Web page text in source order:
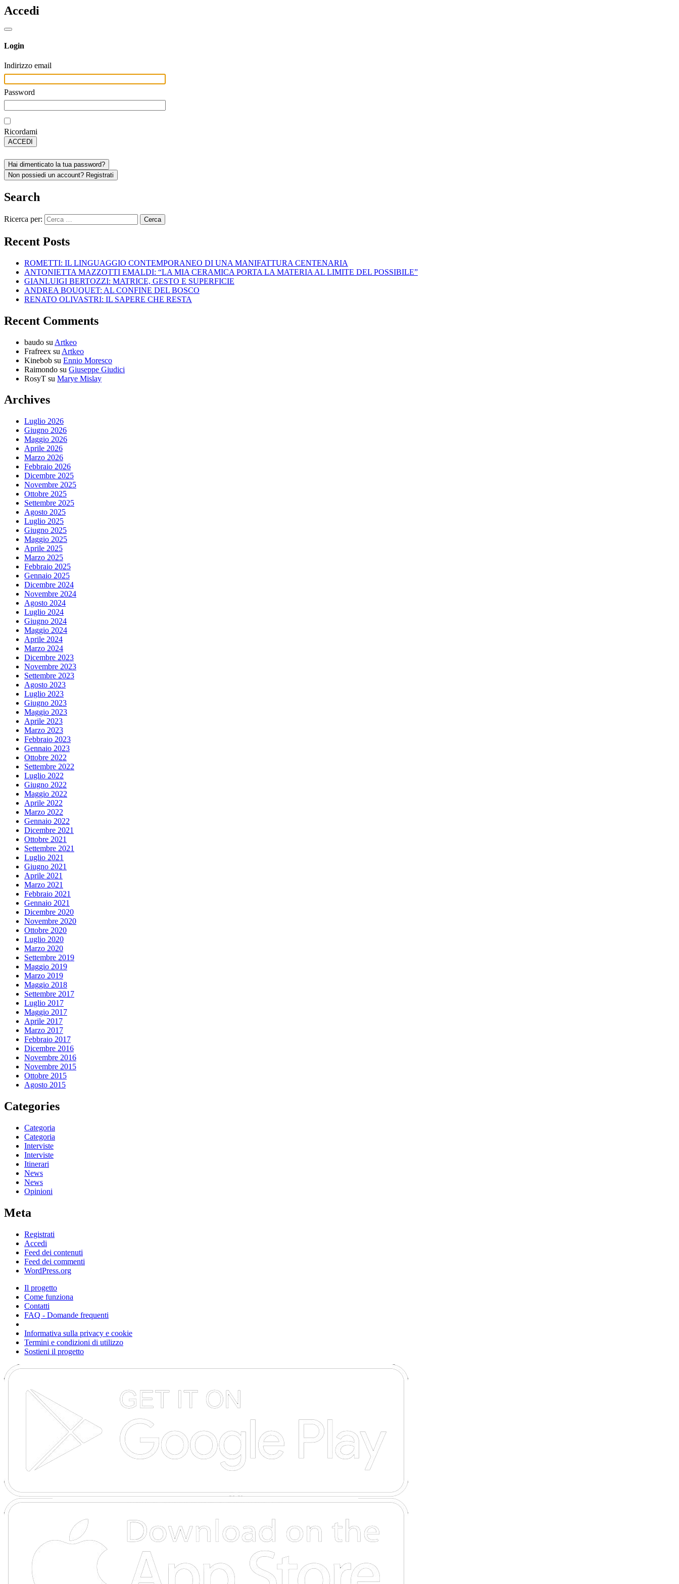
Accedi
Login
Indirizzo email
Password
Ricordami
ACCEDI
Hai dimenticato la tua password?
Non possiedi un account? Registrati
Search
Ricerca per:
Recent Posts
ROMETTI: IL LINGUAGGIO CONTEMPORANEO DI UNA MANIFATTURA CENTENARIA
ANTONIETTA MAZZOTTI EMALDI: “LA MIA CERAMICA PORTA LA MATERIA AL LIMITE DEL POSSIBILE”
GIANLUIGI BERTOZZI: MATRICE, GESTO E SUPERFICIE
ANDREA BOUQUET: AL CONFINE DEL BOSCO
RENATO OLIVASTRI: IL SAPERE CHE RESTA
Recent Comments
baudo su Artkeo
Frafreex su Artkeo
Kinebob su Ennio Moresco
Raimondo su Giuseppe Giudici
RosyT su Marye Mislay
Archives
Luglio 2026
Giugno 2026
Maggio 2026
Aprile 2026
Marzo 2026
Febbraio 2026
Dicembre 2025
Novembre 2025
Ottobre 2025
Settembre 2025
Agosto 2025
Luglio 2025
Giugno 2025
Maggio 2025
Aprile 2025
Marzo 2025
Febbraio 2025
Gennaio 2025
Dicembre 2024
Novembre 2024
Agosto 2024
Luglio 2024
Giugno 2024
Maggio 2024
Aprile 2024
Marzo 2024
Dicembre 2023
Novembre 2023
Settembre 2023
Agosto 2023
Luglio 2023
Giugno 2023
Maggio 2023
Aprile 2023
Marzo 2023
Febbraio 2023
Gennaio 2023
Ottobre 2022
Settembre 2022
Luglio 2022
Giugno 2022
Maggio 2022
Aprile 2022
Marzo 2022
Gennaio 2022
Dicembre 2021
Ottobre 2021
Settembre 2021
Luglio 2021
Giugno 2021
Aprile 2021
Marzo 2021
Febbraio 2021
Gennaio 2021
Dicembre 2020
Novembre 2020
Ottobre 2020
Luglio 2020
Marzo 2020
Settembre 2019
Maggio 2019
Marzo 2019
Maggio 2018
Settembre 2017
Luglio 2017
Maggio 2017
Aprile 2017
Marzo 2017
Febbraio 2017
Dicembre 2016
Novembre 2016
Novembre 2015
Ottobre 2015
Agosto 2015
Categories
Categoria
Categoria
Interviste
Interviste
Itinerari
News
News
Opinioni
Meta
Registrati
Accedi
Feed dei contenuti
Feed dei commenti
WordPress.org
Il progetto
Come funziona
Contatti
FAQ - Domande frequenti
Informativa sulla privacy e cookie
Termini e condizioni di utilizzo
Sostieni il progetto